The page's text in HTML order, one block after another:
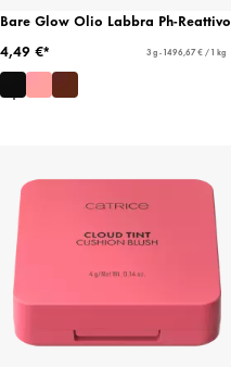
Bare Glow Olio Labbra Ph-Reattivo
4,49 €*
3 g - 1496,67 € / 1 kg